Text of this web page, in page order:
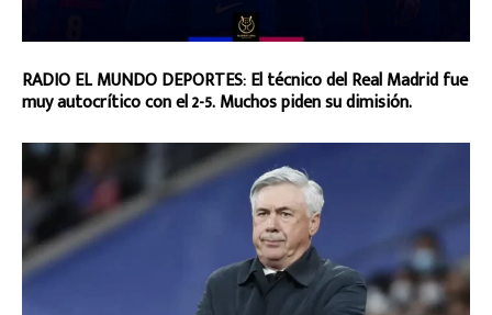
RADIO EL MUNDO DEPORTES: El técnico del Real Madrid fue
muy autocrítico con el 2-5. Muchos piden su dimisión.